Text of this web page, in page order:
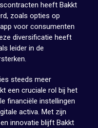
heeft Bakkt
zoals opties op
voor consumenten
diversificatie heeft
leider in de
steeds meer
een cruciale rol bij het
financiële instellingen
activa. Met zijn
innovatie blijft Bakkt